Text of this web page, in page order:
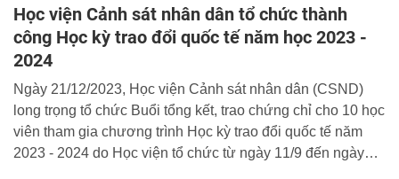
Học viện Cảnh sát nhân dân tổ chức thành
công Học kỳ trao đổi quốc tế năm học 2023 -
2024
Ngày 21/12/2023, Học viện Cảnh sát nhân dân (CSND)
long trọng tổ chức Buổi tổng kết, trao chứng chỉ cho 10 học
viên tham gia chương trình Học kỳ trao đổi quốc tế năm
2023 - 2024 do Học viện tổ chức từ ngày 11/9 đến ngày